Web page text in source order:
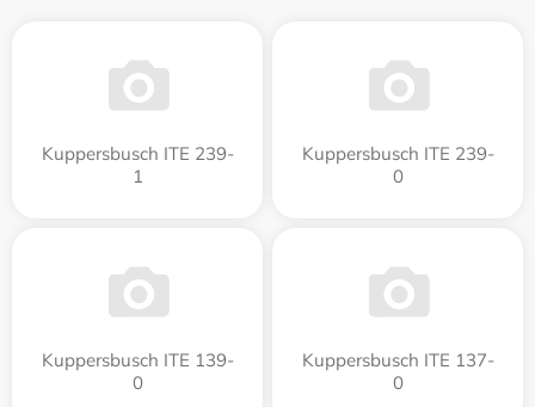
Kuppersbusch ITE 239-
1
Kuppersbusch ITE 239-
0
Kuppersbusch ITE 139-
0
Kuppersbusch ITE 137-
0